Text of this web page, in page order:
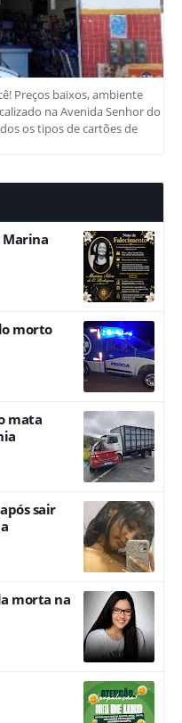
Preços baixos, ambiente
na Avenida Senhor do
os tipos de cartões de
Marina
morto
mata
sair
morta na